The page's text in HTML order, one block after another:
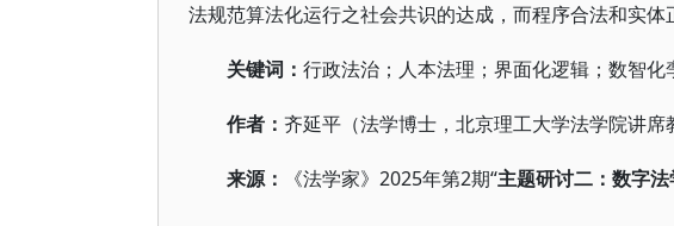
法规范算法化运行之社会共识的达成，而程序合法和实体
关键词： 行政法治；人本法理；界面化逻辑；数智化
作者： 齐延平（法学博士，北京理工大学法学院讲席
来源： 《法学家》2025年第2期“主题研讨二：数字